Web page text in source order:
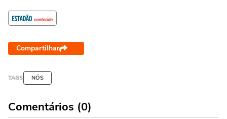
Compartilhar
TAGS NÓS
Comentários (0)